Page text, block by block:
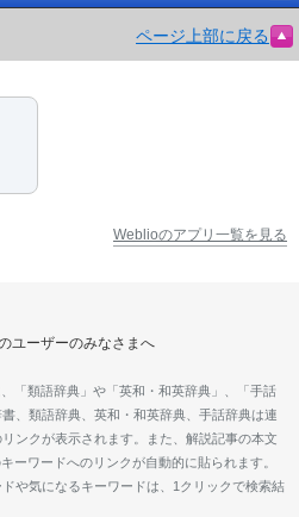
ページ上部に戻る
Weblioのアプリ一覧を見る
ユーザーのみなさまへ
「類語辞典」や「英和・和英辞典」、「手話
、類語辞典、英和・和英辞典、手話辞典は連
ンクが表示されます。また、解説記事の本文
ーワードへのリンクが自動的に貼られます。
や気になるキーワードは、1クリックで検索結